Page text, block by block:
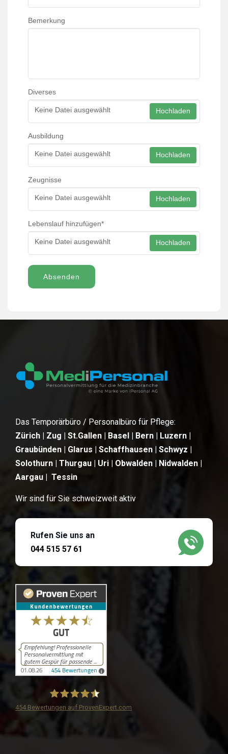
Bemerkung
Diverses
Keine Datei ausgewählt Hochladen
Ausbildung
Keine Datei ausgewählt Hochladen
Zeugnisse
Keine Datei ausgewählt Hochladen
Lebenslauf hinzufügen*
Keine Datei ausgewählt Hochladen
Absenden
Das Temporärbüro / Personalbüro für Pflege:
Zürich | Zug | St.Gallen | Basel | Bern | Luzern |
Graubünden | Glarus | Schaffhausen | Schwyz |
Solothurn | Thurgau | Uri | Obwalden | Nidwalden |
Aargau | Tessin
Wir sind für Sie schweizweit aktiv
Rufen Sie uns an
044 515 57 61
454 Bewertungen auf ProvenExpert.com